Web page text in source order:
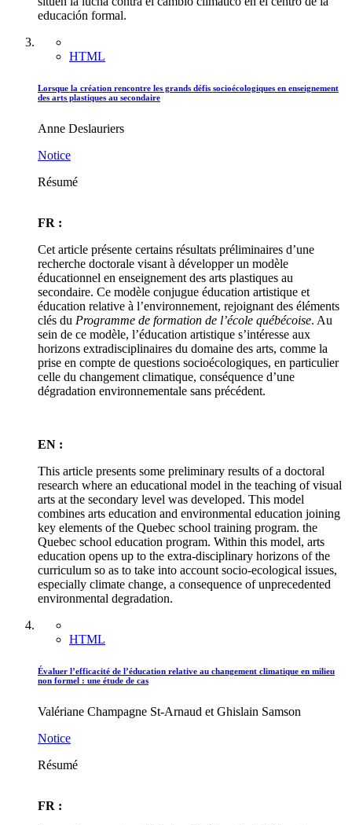
educación formal.
HTML
Lorsque la création rencontre les grands défis socioécologiques en enseignement
des arts plastiques au secondaire
Anne Deslauriers
Notice
Résumé
FR :
Cet article présente certains résultats préliminaires d’une
recherche doctorale visant à développer un modèle
éducationnel en enseignement des arts plastiques au
secondaire. Ce modèle conjugue éducation artistique et
éducation relative à l’environnement, rejoignant des éléments
clés du Programme de formation de l’école québécoise. Au
sein de ce modèle, l’éducation artistique s’intéresse aux
horizons extradisciplinaires du domaine des arts, comme la
prise en compte de questions socioécologiques, en particulier
celle du changement climatique, conséquence d’une
dégradation environnementale sans précédent.
EN :
This article presents some preliminary results of a doctoral
research where an educational model in the teaching of visual
arts at the secondary level was developed. This model
combines arts education and environmental education joining
key elements of the Quebec school training program. the
Quebec school education program. Within this model, arts
education opens up to the extra-disciplinary horizons of the
curriculum so as to take into account socio-ecological issues,
especially climate change, a consequence of unprecedented
environmental degradation.
HTML
Évaluer l’efficacité de l’éducation relative au changement climatique en milieu
non formel : une étude de cas
Valériane Champagne St-Arnaud et Ghislain Samson
Notice
Résumé
FR :